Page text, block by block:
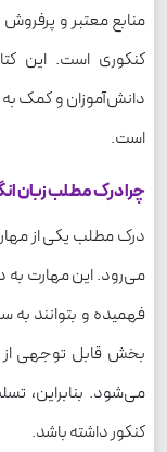
منابع معتبر و
کنکوری است. این
دانش‌آموزان و کمک
است.
چرا درک مطلب زبان
درک مطلب یکی از
می‌رود. این مهارت به
فهمیده و بتوانند به
بخش قابل توجهی
می‌شود. بنابراین،
کنکور داشته باشد.